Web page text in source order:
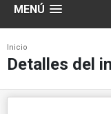
MENÚ
Inicio
Detalles del